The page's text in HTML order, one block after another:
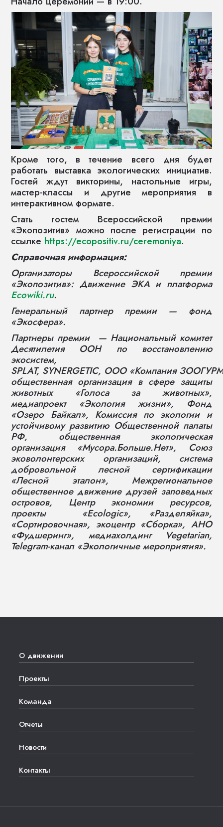
Кроме того, в течение всего дня будет
работать выставка экологических инициатив.
Гостей ждут викторины, настольные игры,
мастер-классы и другие мероприятия в
интерактивном формате.
Стать гостем Всероссийской премии
«Экопозитив» можно после регистрации по
ссылке https://ecopositiv.ru/ceremoniya.
Справочная информация:
Организаторы Всероссийской премии
«Экопозитив»: Движение ЭКА и платформа
Ecowiki.ru.
Генеральный партнер премии — фонд
«Экосфера».
Партнеры премии — Национальный комитет
Десятилетия ООН по восстановлению
экосистем,
SPLAT, SYNERGETIC, ООО «Компания
общественная организация в сфере защиты
животных «Голоса за животных»,
медиапроект «Экология жизни», Фонд
«Озеро Байкал», Комиссия по экологии и
устойчивому развитию Общественной палаты
РФ, общественная экологическая
организация «Мусора.Больше.Нет», Союз
эковолонтерских организаций, система
добровольной лесной сертификации
«Лесной эталон», Межрегиональное
общественное движение друзей заповедных
островов, Центр экономии ресурсов,
проекты «Ecologic», «Разделяйка»,
«Сортировочная», экоцентр «Сборка», АНО
«Фудшеринг», медиахолдинг Vegetarian,
Telegram-канал «Экологичные мероприятия».
О движении
Проекты
Команда
Отчеты
Новости
Контакты